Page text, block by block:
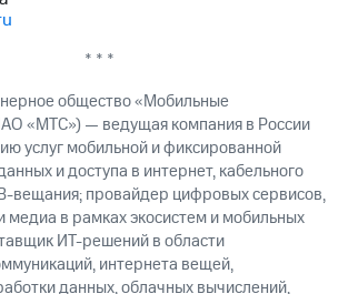
* * *
общество «Мобильные
«МТС») — ведущая компания в России
услуг мобильной и фиксированной
и доступа в интернет, кабельного
вещания; провайдер цифровых сервисов,
медиа в рамках экосистем и мобильных
ИТ-решений в области
интернета вещей,
данных, облачных вычислений,